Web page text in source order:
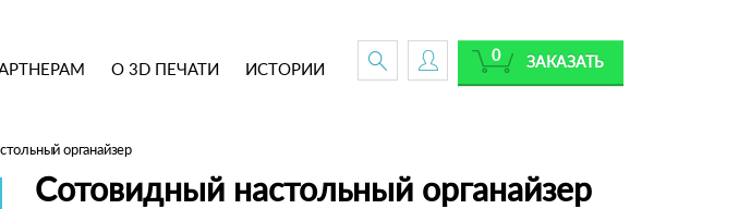
О 3D ПЕЧАТИ ИСТОРИИ ЗАКАЗАТЬ
0
органайзер
Сотовидный настольный органайзер